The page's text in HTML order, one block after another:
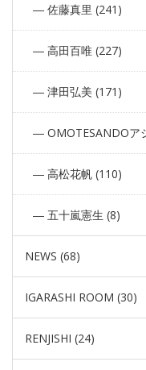
佐藤真里 (241)
高田百唯 (227)
津田弘美 (171)
OMOTESANDOア
高松花帆 (110)
五十嵐憲生 (8)
NEWS (68)
IGARASHI ROOM (30)
RENJISHI (24)